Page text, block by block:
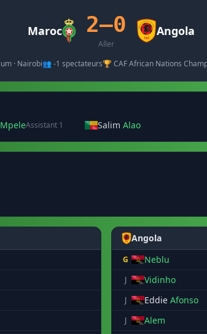
Maroc 2–0
Aller
Angola
· Nairobi👥 -1 spectateurs🏆 CAF African Nations
MpeleAssistant 1 Salim Alao
Angola
G Neblu
J Vidinho
J Eddie Afonso
J Alem